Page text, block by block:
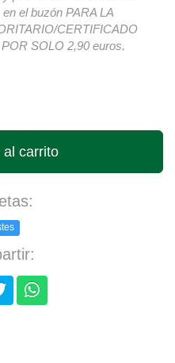
el buzón PARA LA
CERTIFICADO
SOLO 2,90 euros.
carrito